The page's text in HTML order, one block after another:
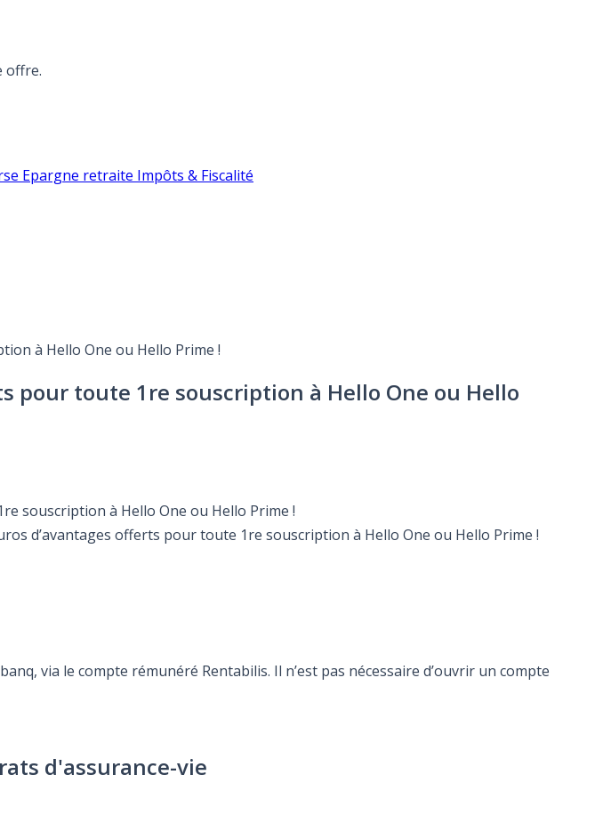
offre.
Epargne retraite Impôts & Fiscalité
à Hello One ou Hello Prime !
pour toute 1re souscription à Hello One ou Hello
souscription à Hello One ou Hello Prime !
d’avantages offerts pour toute 1re souscription à Hello One ou Hello Prime !
via le compte rémunéré Rentabilis. Il n’est pas nécessaire d’ouvrir un compte
d'assurance-vie